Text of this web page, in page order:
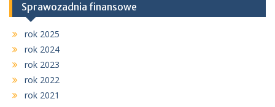
Sprawozadnia finansowe
rok 2025
rok 2024
rok 2023
rok 2022
rok 2021